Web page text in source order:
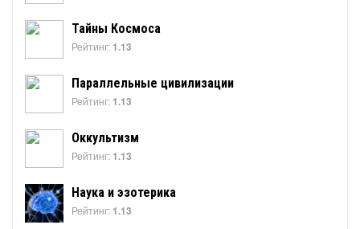
Тайны Космоса
Рейтинг: 1.13
Параллельные цивилизации
Рейтинг: 1.13
Оккультизм
Рейтинг: 1.13
Наука и эзотерика
Рейтинг: 1.13